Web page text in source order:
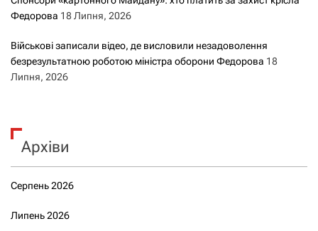
Федорова 18 Липня, 2026
Військові записали відео, де висловили незадоволення
безрезультатною роботою міністра оборони Федорова 18
Липня, 2026
Архіви
Серпень 2026
Липень 2026